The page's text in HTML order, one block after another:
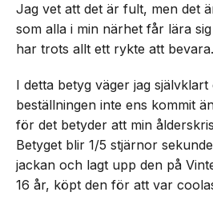
Jag vet att det är fult, men det
som alla i min närhet får lära
har trots allt ett rykte att bevara.
I detta betyg väger jag
beställningen inte ens kommit
för det betyder att min
Betyget blir 1/5 stjärnor
jackan och lagt upp den på
16 år, köpt den för att var